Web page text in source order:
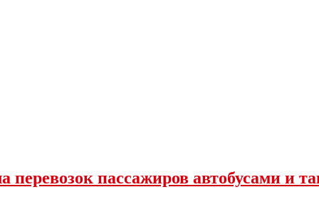
перевозок пассажиров автобусами и